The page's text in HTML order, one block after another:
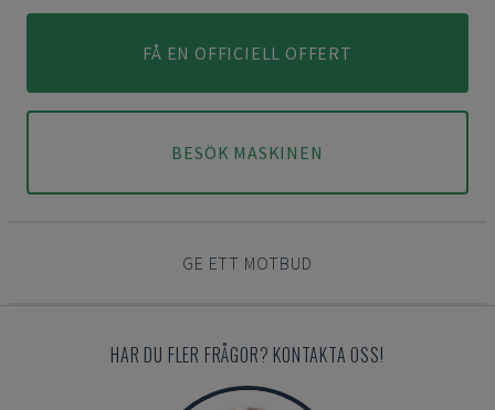
FÅ EN OFFICIELL OFFERT
BESÖK MASKINEN
GE ETT MOTBUD
HAR DU FLER FRÅGOR? KONTAKTA OSS!